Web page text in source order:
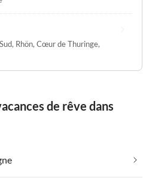
, Rhön, Cœur de Thuringe,
de rêve dans